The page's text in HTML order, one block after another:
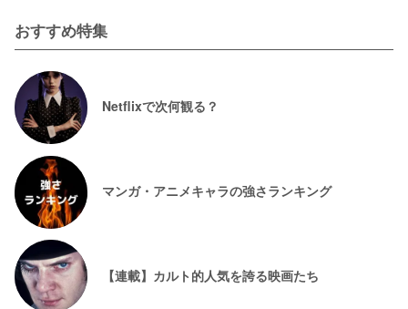
おすすめ特集
Netflixで次何観る？
マンガ・アニメキャラの強さランキング
【連載】カルト的人気を誇る映画たち